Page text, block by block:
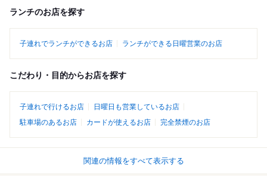
ランチのお店を探す
子連れでランチができるお店 ランチができる日曜営業のお店
こだわり・目的からお店を探す
子連れで行けるお店
日曜日も営業しているお店
駐車場のあるお店
カードが使えるお店 完全禁煙のお店
関連の情報をすべて表示する